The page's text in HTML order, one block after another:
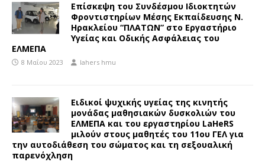
Επίσκεψη του Συνδέσμου Ιδιοκτητών
Φροντιστηρίων Μέσης Εκπαίδευσης Ν.
Ηρακλείου “ΠΛΑΤΩΝ” στο Εργαστήριο
Υγείας και Οδικής Ασφάλειας του
ΕΛΜΕΠΑ
8 Μαΐου 2023 lahers hmu
Ειδικοί ψυχικής υγείας της κινητής
μονάδας μαθησιακών δυσκολιών του
ΕΛΜΕΠΑ και του εργαστηρίου LaHeRS
μιλούν στους μαθητές του 11ου ΓΕΛ για
την αυτοδιάθεση του σώματος και τη σεξουαλική
παρενόχληση